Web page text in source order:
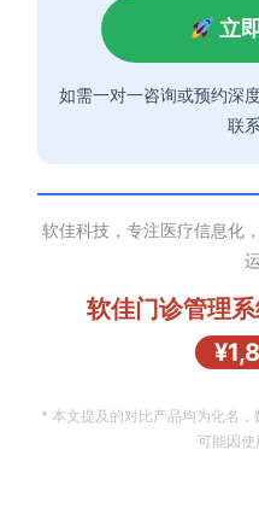
立
如需一对一咨询或预约深
联
软佳科技，专注医疗信息化
软佳门诊管理
* 本文提及的对比产品均为化名
可能因使